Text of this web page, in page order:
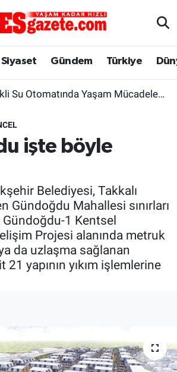
Siyaset Gündem Türkiye
Otomatında Yaşam Mücadelesi Veriyor
işte böyle
Belediyesi, Takkalı
Gündoğdu Mahallesi sınırları
1 Kentsel
Projesi alanında metruk
da uzlaşma sağlanan
yapının yıkım işlemlerine
dünyası
Arşivi
Eczaneler
Durumu ve Fikstür